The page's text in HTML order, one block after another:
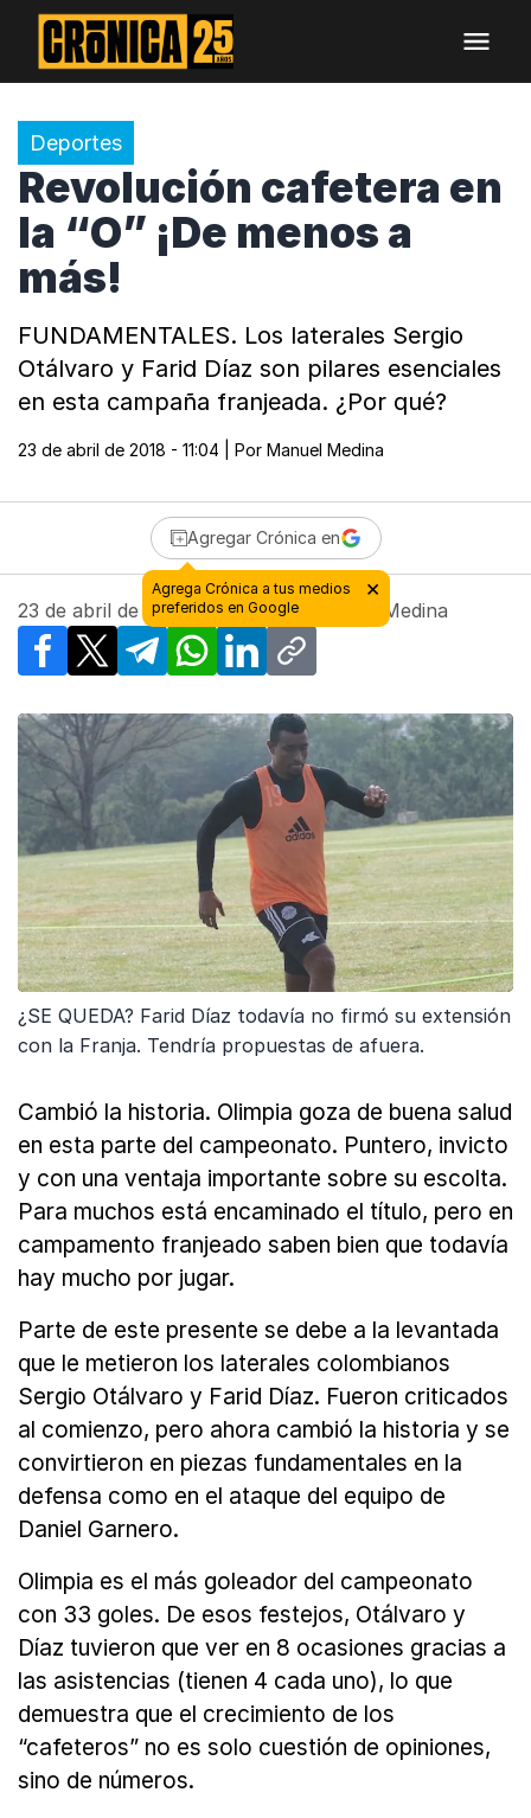
Deportes
Revolución cafetera en
la “O” ¡De menos a
más!
FUNDAMENTALES. Los laterales Sergio
Otálvaro y Farid Díaz son pilares esenciales
en esta campaña franjeada. ¿Por qué?
23 de abril de 2018 - 11:04 | Por Manuel Medina
Agregar Crónica en
23 de abril de 2018 - 11:04| Por Manuel Medina
Facebook
X TelegramWhatsApp
LinkedInCopy link
¿SE QUEDA? Farid Díaz todavía no firmó su extensión
con la Franja. Tendría propuestas de afuera.
Cambió la historia. Olimpia goza de buena salud
en esta parte del campeonato. Puntero, invicto
y con una ventaja importante sobre su escolta.
Para muchos está encaminado el título, pero en
campamento franjeado saben bien que todavía
hay mucho por jugar.
Parte de este presente se debe a la levantada
que le metieron los laterales colombianos
Sergio Otálvaro y Farid Díaz. Fueron criticados
al comienzo, pero ahora cambió la historia y se
convirtieron en piezas fundamentales en la
defensa como en el ataque del equipo de
Daniel Garnero.
Olimpia es el más goleador del campeonato
con 33 goles. De esos festejos, Otálvaro y
Díaz tuvieron que ver en 8 ocasiones gracias a
las asistencias (tienen 4 cada uno), lo que
demuestra que el crecimiento de los
“cafeteros” no es solo cuestión de opiniones,
sino de números.